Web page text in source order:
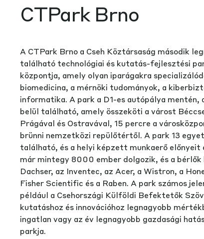
CTPark Brno
A CTPark Brno a Cseh Köztársaság második
található technológiai és kutatás-fejlesztési
központja, amely olyan iparágakra
biomedicina, a mérnöki tudományok, a
informatika. A park a D1-es autópálya mentén,
belül található, amely összeköti a várost
Prágával és Ostravával, 15 percre a
brünni nemzetközi repülőtértől. A park 13
található, és a helyi képzett munkaerő előnyeit
már mintegy 8000 ember dolgozik, és a
Dachser, az Inventec, az Acer, a Wistron, a
Fisher Scientific és a Raben. A park számos
például a Csehországi Külföldi Befektetők
kutatáshoz és innovációhoz legnagyobb
ingatlan vagy az év legnagyobb gazdasági
parkja.